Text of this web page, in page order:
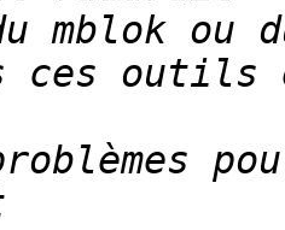
mblok ou